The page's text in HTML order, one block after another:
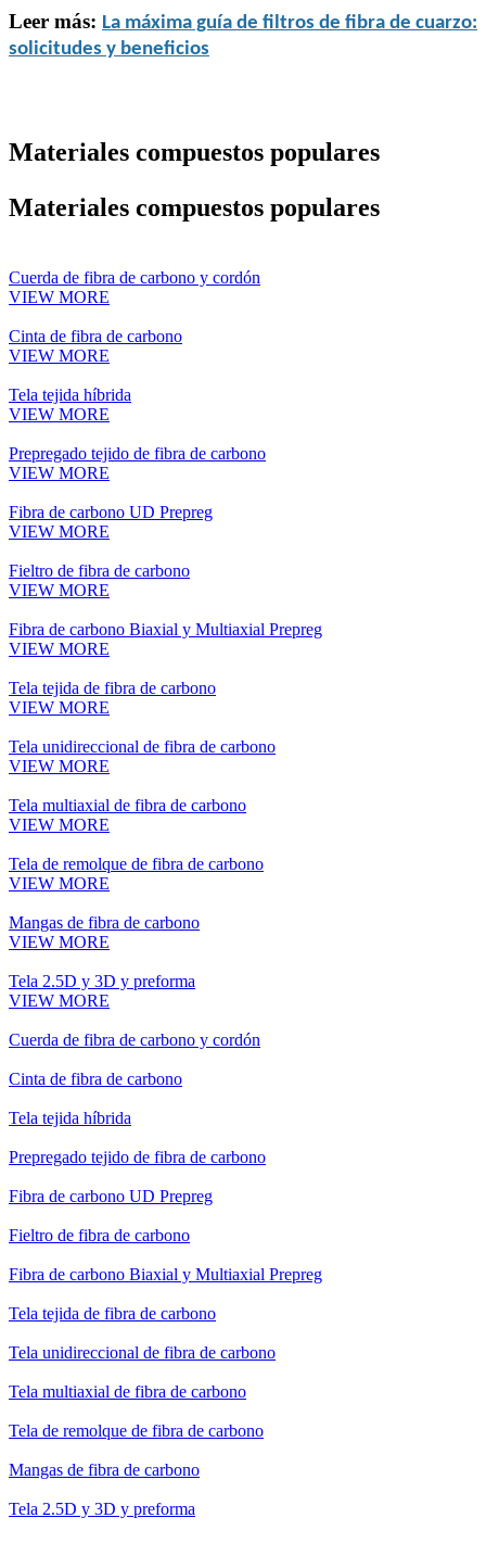
Leer más: La máxima guía de filtros de fibra de cuarzo:
solicitudes y beneficios
Materiales compuestos populares
Materiales compuestos populares
Cuerda de fibra de carbono y cordón
VIEW MORE
Cinta de fibra de carbono
VIEW MORE
Tela tejida híbrida
VIEW MORE
Prepregado tejido de fibra de carbono
VIEW MORE
Fibra de carbono UD Prepreg
VIEW MORE
Fieltro de fibra de carbono
VIEW MORE
Fibra de carbono Biaxial y Multiaxial Prepreg
VIEW MORE
Tela tejida de fibra de carbono
VIEW MORE
Tela unidireccional de fibra de carbono
VIEW MORE
Tela multiaxial de fibra de carbono
VIEW MORE
Tela de remolque de fibra de carbono
VIEW MORE
Mangas de fibra de carbono
VIEW MORE
Tela 2.5D y 3D y preforma
VIEW MORE
Cuerda de fibra de carbono y cordón
Cinta de fibra de carbono
Tela tejida híbrida
Prepregado tejido de fibra de carbono
Fibra de carbono UD Prepreg
Fieltro de fibra de carbono
Fibra de carbono Biaxial y Multiaxial Prepreg
Tela tejida de fibra de carbono
Tela unidireccional de fibra de carbono
Tela multiaxial de fibra de carbono
Tela de remolque de fibra de carbono
Mangas de fibra de carbono
Tela 2.5D y 3D y preforma